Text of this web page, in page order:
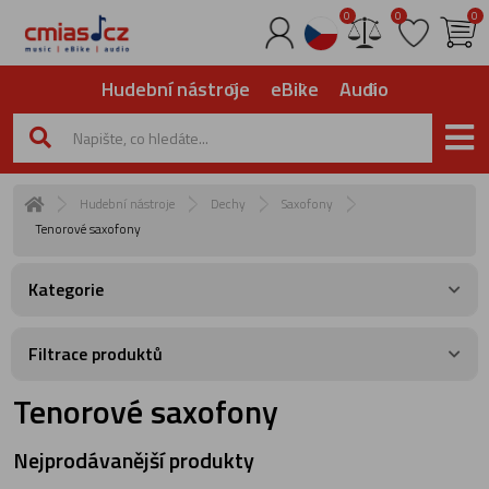
0 0 0
Hudební nástroje eBike Audio
Hudební nástroje Dechy
Saxofony
Tenorové saxofony
Kategorie
Filtrace produktů
Tenorové saxofony
Nejprodávanější produkty